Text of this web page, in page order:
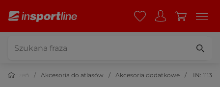
ćwiczeń Akcesoria do atlasów Akcesoria dodatkowe IN: 1113